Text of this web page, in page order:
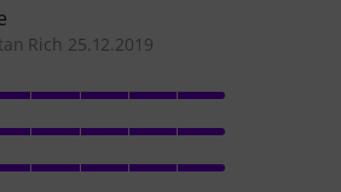
Rich 25.12.2019